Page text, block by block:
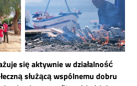
się aktywnie w działalność
służącą wspólnemu dobru